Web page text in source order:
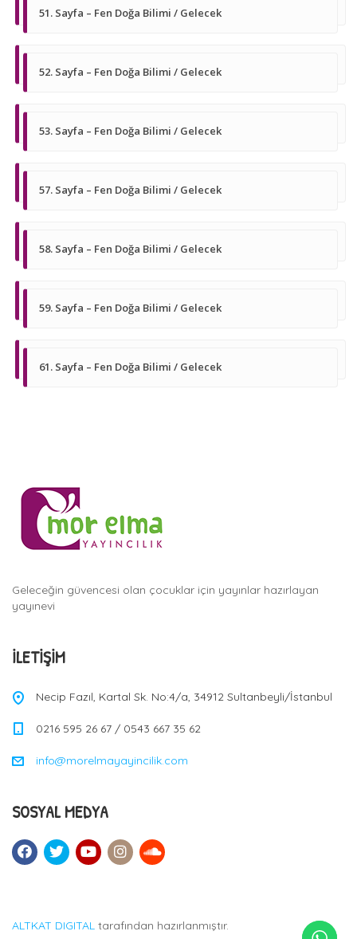
51. Sayfa – Fen Doğa Bilimi / Gelecek
52. Sayfa – Fen Doğa Bilimi / Gelecek
53. Sayfa – Fen Doğa Bilimi / Gelecek
57. Sayfa – Fen Doğa Bilimi / Gelecek
58. Sayfa – Fen Doğa Bilimi / Gelecek
59. Sayfa – Fen Doğa Bilimi / Gelecek
61. Sayfa – Fen Doğa Bilimi / Gelecek
Geleceğin güvencesi olan çocuklar için yayınlar hazırlayan
yayınevi
İLETIŞIM
Necip Fazıl, Kartal Sk. No:4/a, 34912 Sultanbeyli/İstanbul
0216 595 26 67 / 0543 667 35 62
info@morelmayayincilik.com
SOSYAL MEDYA
ALTKAT DIGITAL tarafından hazırlanmıştır.